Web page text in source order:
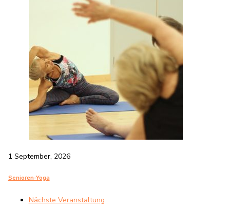
1 September, 2026
Senioren-Yoga
Nächste Veranstaltung